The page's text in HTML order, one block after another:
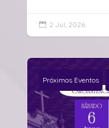
 2 Jul, 2026
Próximos Eventos